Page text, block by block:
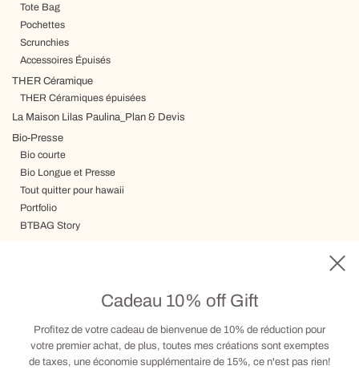
Tote Bag
Pochettes
Scrunchies
Accessoires Épuisés
THER Céramique
THER Céramiques épuisées
La Maison Lilas Paulina_Plan & Devis
Bio-Presse
Bio courte
Bio Longue et Presse
Tout quitter pour hawaii
Portfolio
BTBAG Story
Cadeau 10% off Gift
Profitez de votre cadeau de bienvenue de 10% de réduction pour
votre premier achat, de plus, toutes mes créations sont exemptes
de taxes, une économie supplémentaire de 15%, ce n'est pas rien!